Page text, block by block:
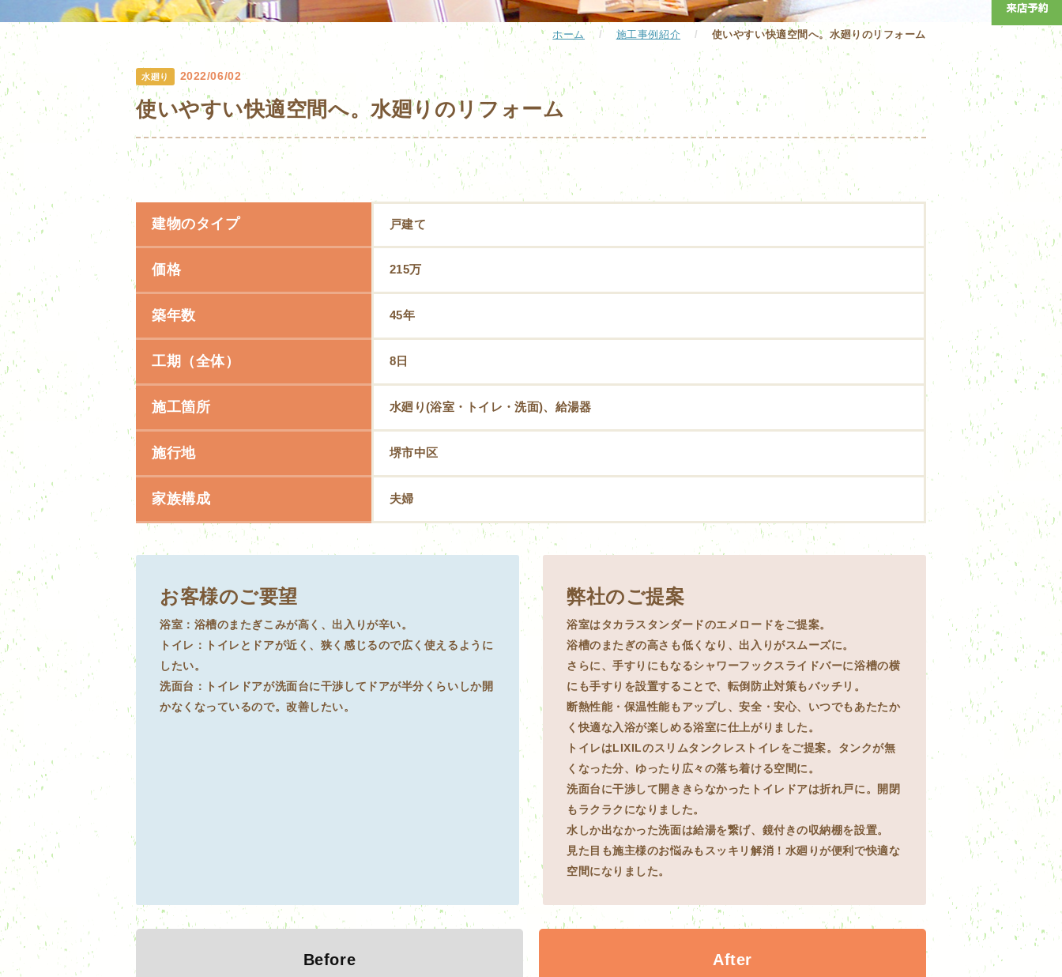
ホーム / 施工事例紹介 / 使いやすい快適空間へ。水廻りのリフォーム
水廻り 2022/06/02
使いやすい快適空間へ。水廻りのリフォーム
建物のタイプ 戸建て
価格 215万
築年数 45年
工期（全体） 8日
施工箇所 水廻り(浴室・トイレ・洗面)、給湯器
施行地 堺市中区
家族構成 夫婦
お客様のご要望
浴室：浴槽のまたぎこみが高く、出入りが辛い。
トイレ：トイレとドアが近く、狭く感じるので広く使えるように
したい。
洗面台：トイレドアが洗面台に干渉してドアが半分くらいしか開
かなくなっているので。改善したい。
弊社のご提案
浴室はタカラスタンダードのエメロードをご提案。
浴槽のまたぎの高さも低くなり、出入りがスムーズに。
さらに、手すりにもなるシャワーフックスライドバーに浴槽の横
にも手すりを設置することで、転倒防止対策もバッチリ。
断熱性能・保温性能もアップし、安全・安心、いつでもあたたか
く快適な入浴が楽しめる浴室に仕上がりました。
トイレはLIXILのスリムタンクレストイレをご提案。タンクが無
くなった分、ゆったり広々の落ち着ける空間に。
洗面台に干渉して開ききらなかったトイレドアは折れ戸に。開閉
もラクラクになりました。
水しか出なかった洗面は給湯を繋げ、鏡付きの収納棚を設置。
見た目も施主様のお悩みもスッキリ解消！水廻りが便利で快適な
空間になりました。
Before After